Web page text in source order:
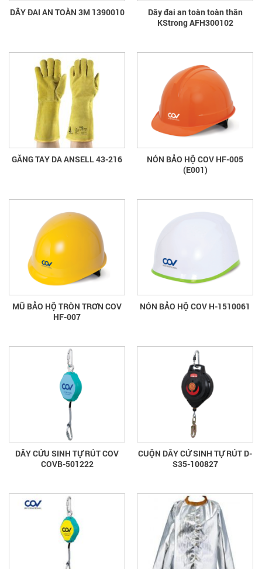
DÂY ĐAI AN TOÀN 3M 1390010
Dây đai an toàn toàn thân
KStrong AFH300102
GĂNG TAY DA ANSELL 43-216
NÓN BẢO HỘ COV HF-005
(E001)
MŨ BẢO HỘ TRÒN TRƠN COV
HF-007
NÓN BẢO HỘ COV H-1510061
DÂY CỨU SINH TỰ RÚT COV
COVB-501222
CUỘN DÂY CỨ SINH TỰ RÚT D-
S35-100827